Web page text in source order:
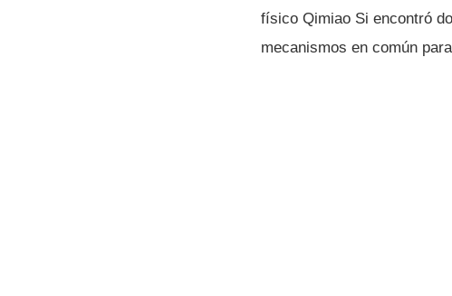
fí­sico Qimiao Si encontró
mecanismos en común